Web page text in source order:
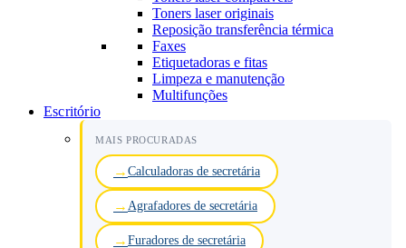
Toners laser originais
Reposição transferência térmica
Faxes
Etiquetadoras e fitas
Limpeza e manutenção
Multifunções
Escritório
MAIS PROCURADAS
Calculadoras de secretária
Agrafadores de secretária
Furadores de secretária